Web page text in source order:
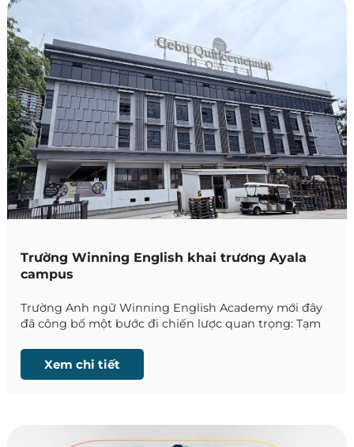
Trường Winning English khai trương Ayala
campus
Trường Anh ngữ Winning English Academy mới đây
đã công bố một bước đi chiến lược quan trọng: Tạm
mới Ayala campus từ 1/10/2026.
Xem chi tiết